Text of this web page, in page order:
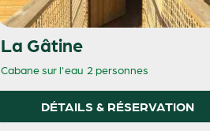
La Gâtine
Cabane sur l'eau 2 personnes
DÉTAILS & RÉSERVATION